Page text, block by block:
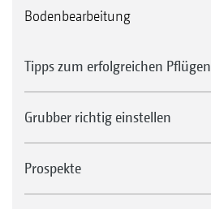
Bodenbearbeitung
Tipps zum erfolgreichen Pflügen
Grubber richtig einstellen
Prospekte